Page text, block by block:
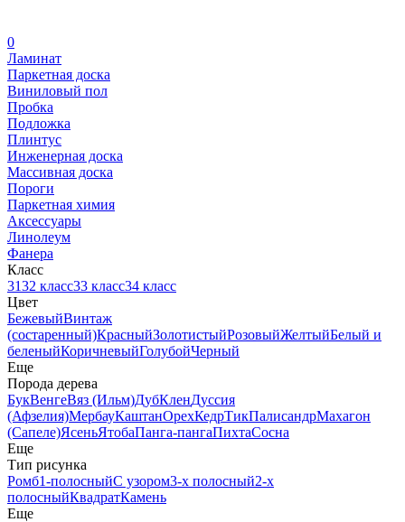
0
Ламинат
Паркетная доска
Виниловый пол
Пробка
Подложка
Плинтус
Инженерная доска
Массивная доска
Пороги
Паркетная химия
Аксессуары
Линолеум
Фанера
Класс
3132 класс33 класс34 класс
Цвет
БежевыйВинтаж
(состаренный)КрасныйЗолотистыйРозовыйЖелтыйБелый и
беленыйКоричневыйГолубойЧерный
Еще
Порода дерева
БукВенгеВяз (Ильм)ДубКленДуссия
(Афзелия)МербауКаштанОрехКедрТикПалисандрМахагон
(Сапеле)ЯсеньЯтобаПанга-пангаПихтаСосна
Еще
Тип рисунка
Ромб1-полосныйС узором3-х полосный2-х
полосныйКвадратКамень
Еще